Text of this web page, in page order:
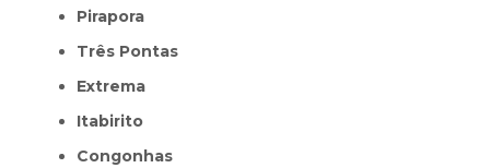
Pirapora
Três Pontas
Extrema
Itabirito
Congonhas